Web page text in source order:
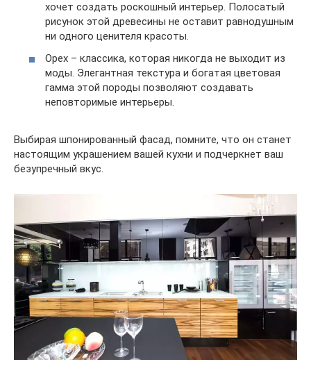
хочет создать роскошный интерьер. Полосатый
рисунок этой древесины не оставит равнодушным
ни одного ценителя красоты.
Орех – классика, которая никогда не выходит из
моды. Элегантная текстура и богатая цветовая
гамма этой породы позволяют создавать
неповторимые интерьеры.
Выбирая шпонированный фасад, помните, что он станет
настоящим украшением вашей кухни и подчеркнет ваш
безупречный вкус.